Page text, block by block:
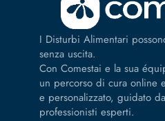
I Disturbi Alimentari
senza uscita.
Con Comestai e la sua
un percorso di cura online
e personalizzato, guidato
professionisti esperti.